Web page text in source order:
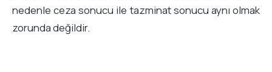
nedenle ceza sonucu ile tazminat sonucu aynı olmak
zorunda değildir.